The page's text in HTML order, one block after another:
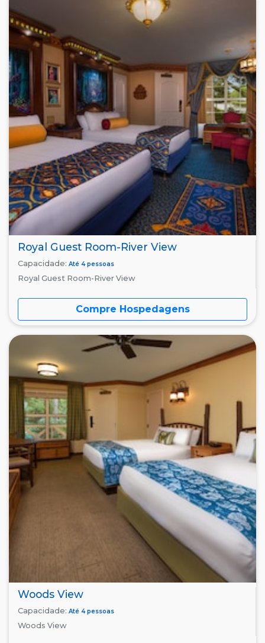
Royal Guest Room-River View
Capacidade: Até 4 pessoas
Royal Guest Room-River View
Compre Hospedagens
Woods View
Capacidade: Até 4 pessoas
Woods View